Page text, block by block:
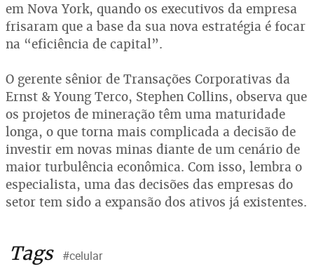
em Nova York, quando os executivos da empresa
frisaram que a base da sua nova estratégia é focar
na “eficiência de capital”.
O gerente sênior de Transações Corporativas da
Ernst & Young Terco, Stephen Collins, observa que
os projetos de mineração têm uma maturidade
longa, o que torna mais complicada a decisão de
investir em novas minas diante de um cenário de
maior turbulência econômica. Com isso, lembra o
especialista, uma das decisões das empresas do
setor tem sido a expansão dos ativos já existentes.
Tags #celular